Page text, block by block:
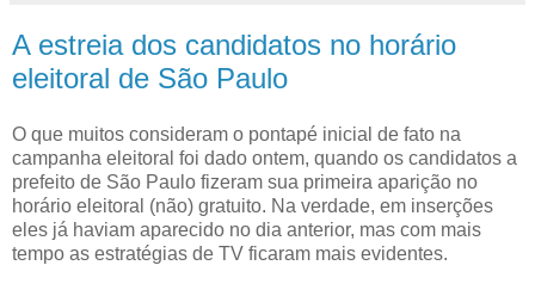
A estreia dos candidatos no horário
eleitoral de São Paulo
O que muitos consideram o pontapé inicial de fato na
campanha eleitoral foi dado ontem, quando os candidatos a
prefeito de São Paulo fizeram sua primeira aparição no
horário eleitoral (não) gratuito. Na verdade, em inserções
eles já haviam aparecido no dia anterior, mas com mais
tempo as estratégias de TV ficaram mais evidentes.